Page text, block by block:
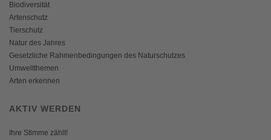
Biodiversität
Artenschutz
Tierschutz
Natur des Jahres
Gesetzliche Rahmenbedingungen des Naturschutzes
Umweltthemen
Arten erkennen
AKTIV WERDEN
Ihre Stimme zählt!